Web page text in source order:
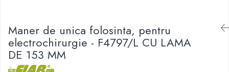
Negatoscoape
Holter EKG
Perfuzomate
Maner de unica folosinta, pentru
electrochirurgie - F4797/L CU LAMA
DE 153 MM